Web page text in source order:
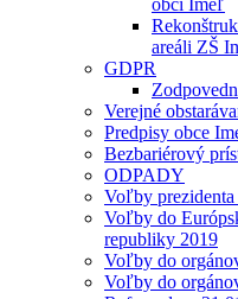
obci Imeľ
areáli ZŠ
GDPR
Verejné
Predpisy obce
Bezbariérový
ODPADY
Voľby
Voľby do
republiky 2019
Voľby do
Voľby do